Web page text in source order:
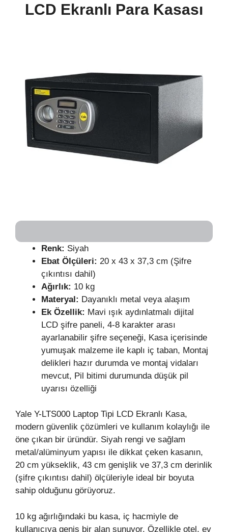
LCD Ekranlı Para Kasası
Renk: Siyah
Ebat Ölçüleri: 20 x 43 x 37,3 cm (Şifre
çıkıntısı dahil)
Ağırlık: 10 kg
Materyal: Dayanıklı metal veya alaşım
Ek Özellik: Mavi ışık aydınlatmalı dijital
LCD şifre paneli, 4-8 karakter arası
ayarlanabilir şifre seçeneği, Kasa içerisinde
yumuşak malzeme ile kaplı iç taban, Montaj
delikleri hazır durumda ve montaj vidaları
mevcut, Pil bitimi durumunda düşük pil
uyarısı özelliği
Yale Y-LTS000 Laptop Tipi LCD Ekranlı Kasa,
modern güvenlik çözümleri ve kullanım kolaylığı ile
öne çıkan bir üründür. Siyah rengi ve sağlam
metal/alüminyum yapısı ile dikkat çeken kasanın,
20 cm yükseklik, 43 cm genişlik ve 37,3 cm derinlik
(şifre çıkıntısı dahil) ölçüleriyle ideal bir boyuta
sahip olduğunu görüyoruz.
10 kg ağırlığındaki bu kasa, iç hacmiyle de
kullanıcıya geniş bir alan sunuyor. Özellikle otel, ev